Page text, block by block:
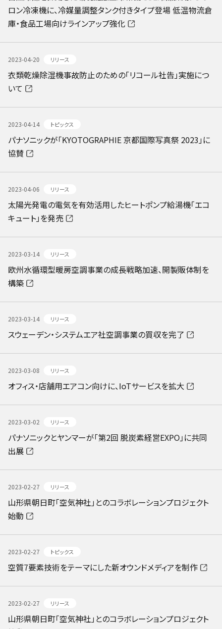
ロン冷凍機に、冷媒量調整タンク付きタイプ登場 低温物流倉
庫・食品工場向けラインアップ強化
2023-04-20 リリース
衣類乾燥除湿機事故防止のための「リコール社告」実施につ
いて
2023-04-14 トピックス
パナソニックが「KYOTOGRAPHIE 京都国際写真祭 2023」に
協賛
2023-04-06 リリース
太陽光発電の電気を有効活用したヒートポンプ給湯機「エコ
キュート」を発売
2023-03-14 リリース
欧州水循環型暖房空調事業の成長戦略加速、開製販体制を
構築
2023-03-14 リリース
スウェーデン・システムエア社空調事業の買収を完了
2023-03-08 リリース
オフィス・店舗用エアコン向けに、IoTサービスを拡大
2023-03-02 リリース
パナソニックとヤンマーが「第2回 脱炭素経営EXPO」に共同
出展
2023-02-27 リリース
山形県朝日町「空気神社」とのコラボレーションプロジェクト
始動
2023-02-27 トピックス
空質7要素技術をテーマにした新オウンドメディアを制作
2023-02-27 リリース
山形県朝日町「空気神社」とのコラボレーションプロジェクト